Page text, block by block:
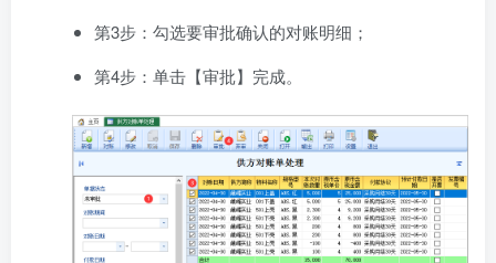
第3步：勾选要审批确认的对账明细；
第4步：单击【审批】完成。